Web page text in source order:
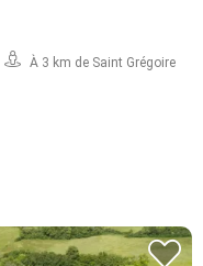
À 3 km de Saint Grégoire